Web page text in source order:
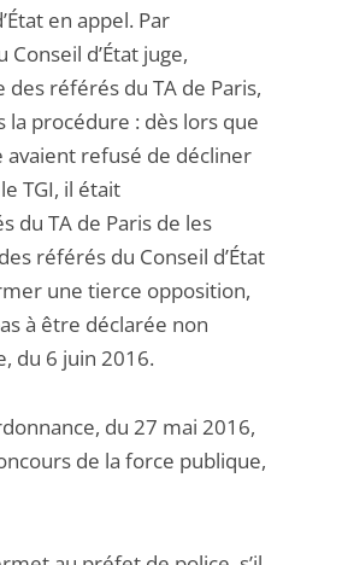
en appel. Par
d’État juge,
référés du TA de Paris,
la procédure : dès lors que
avaient refusé de décliner
TGI, il était
du TA de Paris de les
référés du Conseil d’État
une tierce opposition,
à être déclarée non
du 6 juin 2016.
du 27 mai 2016,
de la force publique,